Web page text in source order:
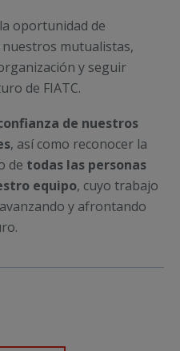
oportunidad de
mutualistas,
y seguir
de FIATC.
de nuestros
, así como reconocer la
de todas las personas
equipo, cuyo trabajo
y afrontando